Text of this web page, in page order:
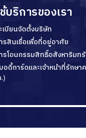
บริการของเรา
เบียนจัดตั้งบริษัท
รสินเชื่อเพื่อที่อยู่อาศัย
รโอนกรรมสิทธิ์อสังหาริมท
อดี้การ์ดและเจ้าหน้าที่รักษ